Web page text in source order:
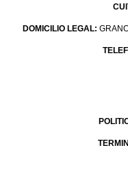
DOMICILIO LEGAL: